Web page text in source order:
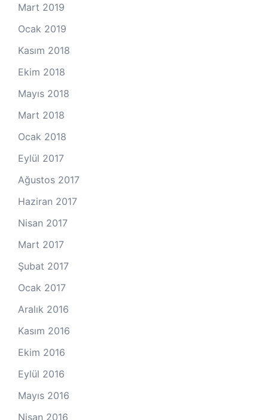
Mart 2019
Ocak 2019
Kasım 2018
Ekim 2018
Mayıs 2018
Mart 2018
Ocak 2018
Eylül 2017
Ağustos 2017
Haziran 2017
Nisan 2017
Mart 2017
Şubat 2017
Ocak 2017
Aralık 2016
Kasım 2016
Ekim 2016
Eylül 2016
Mayıs 2016
Nisan 2016